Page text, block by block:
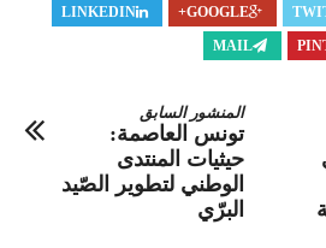
GOOGLE+
LINKEDIN
MAIL
المنشور السابق
تونس العاصمة:
حيثيات المنتدى
الوطني لتطوير الصّيد
البرّي